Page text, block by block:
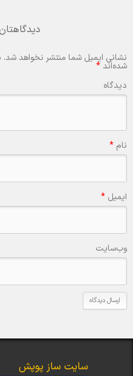
نشانی ایمیل شما منتشر نخواهد شد.
شده‌اند*
دیدگاه
نام *
ایمیل *
وب‌سایت
سایت ساز پوپش